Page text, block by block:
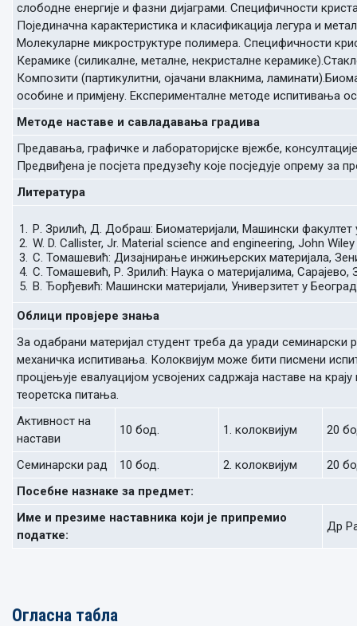
слободне енергије и фазни дијаграми. Специфичности
Појединачна карактеристика и класификација легура и
Молекуларне микроструктуре полимера. Специфичности
Керамике (силикалне, металне, некристалне
Композити (партикулитни, ојачани влакнима,
особине и примјену. Експерименталне методе испитивања
Методе наставе и савладавања градива
Предавања, графичке и лабораторијске вјежбе,
Предвиђена је посјета предузећу које посједује опрему за
Литература
Р. Зрилић, Д. Добраш: Биоматеријали, Машински факултет
W. D. Callister, Jr. Material science and engineering, John
С. Томашевић: Дизајнирање инжињерских материјала,
С. Томашевић, Р. Зрилић: Наука о материјалима,
В. Ђорђевић: Машински материјали, Универзитет у
Облици провјере знања
За одабрани материјал студент треба да уради семинарски
механичка испитивања. Колоквијум може бити писмени
процјењује евалуацијом усвојених садржаја наставе на
теоретска питања.
Активност на
настави
10 бод. 1. колоквијум 20
Семинарски рад 10 бод. 2. колоквијум
20
Посебне назнаке за предмет:
Име и презиме наставника који је припремио
податке:
Др
Огласна табла